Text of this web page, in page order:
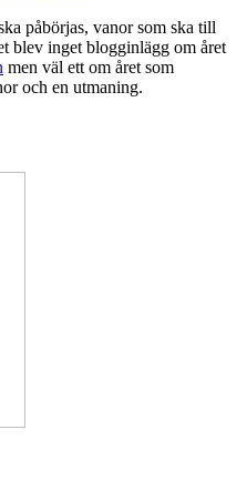
påbörjas, vanor som ska till
blev inget blogginlägg om året
men väl ett om året som
och en utmaning.